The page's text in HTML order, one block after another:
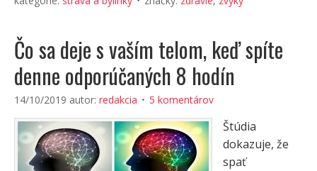
Čo sa deje s vaším telom, keď spíte
denne odporúčaných 8 hodín
14/10/2019 autor: redakcia 5 komentárov
Štúdia
dokazuje, že
spať